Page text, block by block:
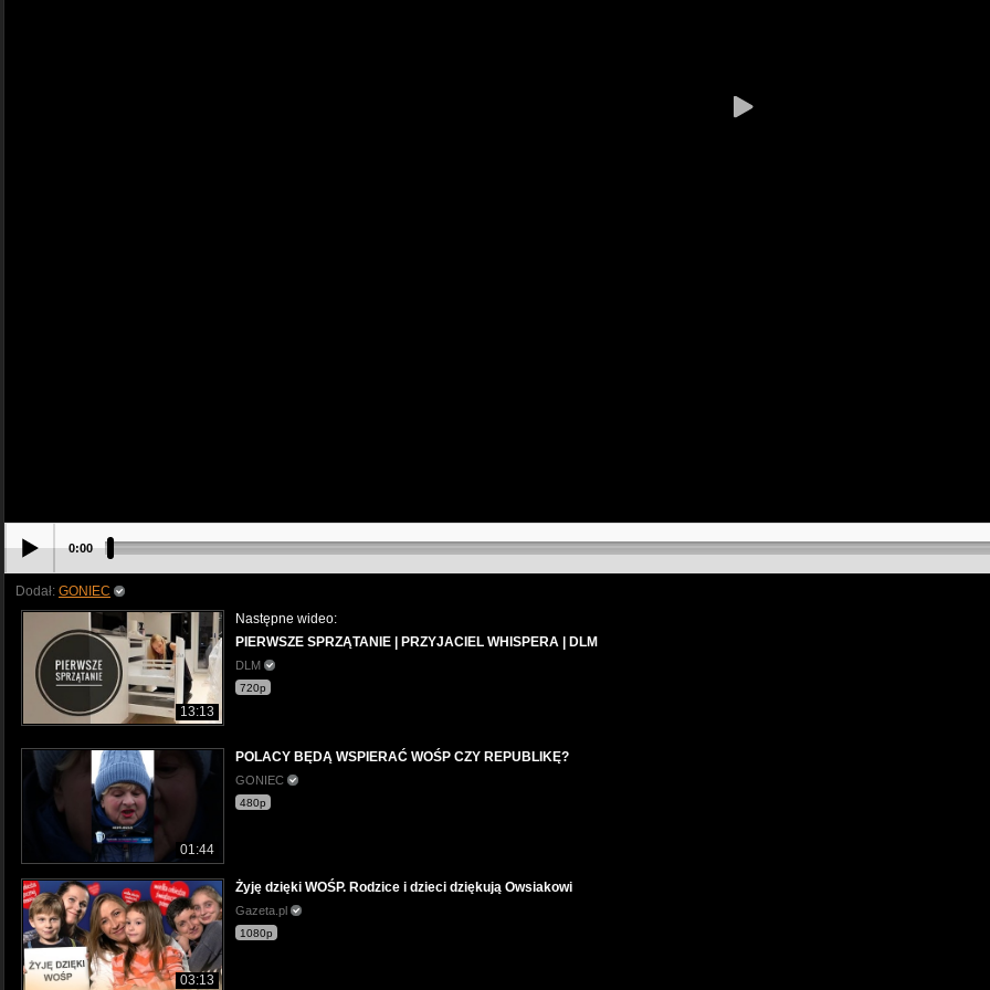
0:00
Dodał: GONIEC
13:13
Następne wideo:
PIERWSZE SPRZĄTANIE | PRZYJACIEL WHISPERA | DLM
DLM
720p
01:44
POLACY BĘDĄ WSPIERAĆ WOŚP CZY REPUBLIKĘ?
GONIEC
480p
03:13
Żyję dzięki WOŚP. Rodzice i dzieci dziękują Owsiakowi
Gazeta.pl
1080p